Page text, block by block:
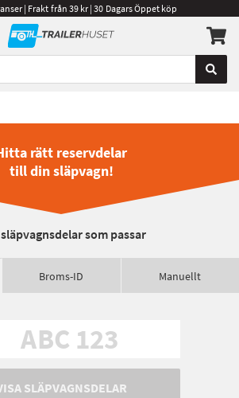
| Frakt från 39 kr | 30 Dagars Öppet köp
rätt reservdelar
till din släpvagn!
som passar
Broms-ID Manuellt
SLÄPVAGNSDELAR